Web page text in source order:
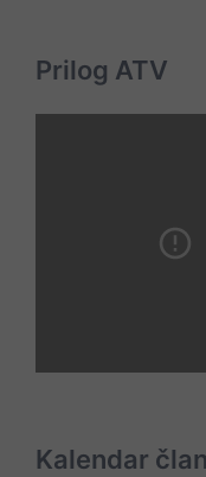
Prilog ATV
Kalendar